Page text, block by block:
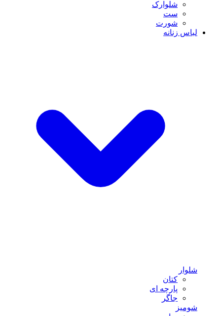
شلوارک
ست
شورت
لباس زنانه
شلوار
کتان
پارچه ای
جاگر
شومیز